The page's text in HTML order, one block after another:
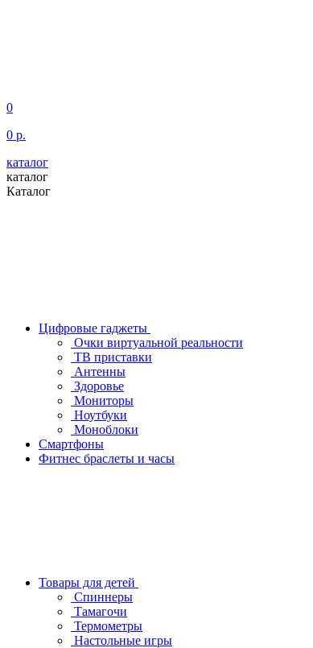
0
0 р.
каталог
каталог
Каталог
Цифровые гаджеты
Очки виртуальной реальности
ТВ приставки
Антенны
Здоровье
Мониторы
Ноутбуки
Моноблоки
Смартфоны
Фитнес браслеты и часы
Товары для детей
Спиннеры
Тамагочи
Термометры
Настольные игры